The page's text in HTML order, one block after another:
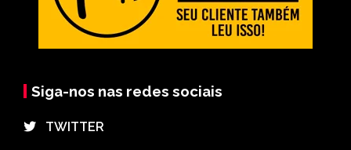
Siga-nos nas redes sociais
⠀TWITTER